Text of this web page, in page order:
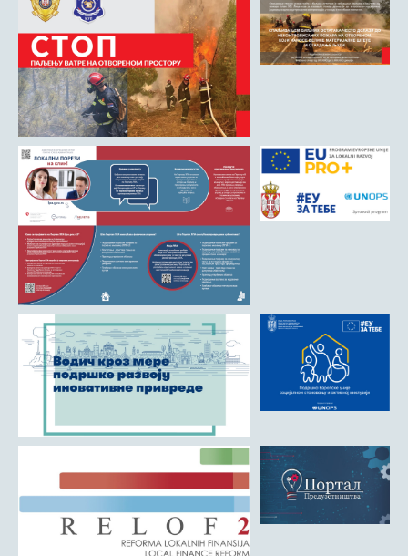
Манастир Свете Тројице
Црква Светог Преображења
Црква Св. апостола Петра и Павла
Црква брвнара у Доњој Оровици
Дрина
Врхпоље - Етно село
Бобија
КОНТАКТ
Општина Љубовија
Установе од јавног значаја
АКТИ
Матична служба
Урбанизам и грађевинарство
Борачко-инвалидска заштита
Друштвена брига о деци
Служба за пољопривреду, водопривреду и заштиту животне